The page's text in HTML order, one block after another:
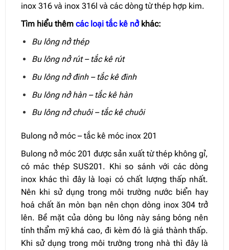
inox 316 và inox 316l và các dòng từ thép hợp kim.
Tìm hiểu thêmcác loại tắc kê nởkhác:
Bu lông nở thép
Bu lông nở rút – tắc kê rút
Bu lông nở đinh – tắc kê đinh
Bu lông nở hàn – tắc kê hàn
Bu lông nở chuôi – tắc kê chuôi
Bulong nở móc – tắc kê móc inox 201
Bulong nở móc 201 được sản xuất từ thép không gỉ,
có mác thép SUS201. Khi so sánh với các dòng
inox khác thì đây là loại có chất lượng thấp nhất.
Nên khi sử dụng trong môi trường nước biển hay
hoá chất ăn mòn bạn nên chọn dòng inox 304 trở
lên. Bề mặt của dòng bu lông này sáng bóng nên
tính thẩm mỹ khá cao, đi kèm đó là giá thành thấp.
Khi sử dụng trong môi trường trong nhà thì đây là